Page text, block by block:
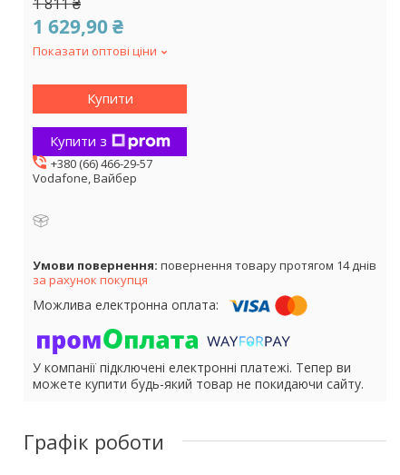
1 629,90 ₴
Показати оптові ціни
Купити
Купити з
+380 (66) 466-29-57
Vodafone, Вайбер
повернення товару протягом 14 днів
за рахунок покупця
У компанії підключені електронні платежі. Тепер ви
можете купити будь-який товар не покидаючи сайту.
Графік роботи